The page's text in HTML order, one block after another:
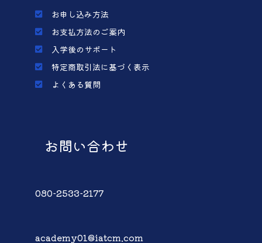
お申し込み方法
お支払方法のご案内
入学後のサポート
特定商取引法に基づく表示
よくある質問
お問い合わせ
080-2533-2177
academy01@iatcm.com